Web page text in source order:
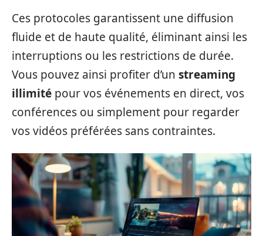
Ces protocoles garantissent une diffusion
fluide et de haute qualité, éliminant ainsi les
interruptions ou les restrictions de durée.
Vous pouvez ainsi profiter d’un streaming
illimité pour vos événements en direct, vos
conférences ou simplement pour regarder
vos vidéos préférées sans contraintes.